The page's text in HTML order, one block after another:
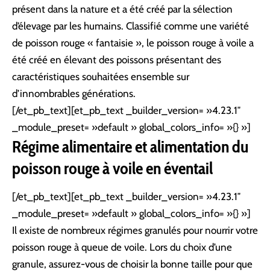
présent dans la nature et a été créé par la sélection
d’élevage par les humains. Classifié comme une variété
de poisson rouge « fantaisie », le poisson rouge à voile a
été créé en élevant des poissons présentant des
caractéristiques souhaitées ensemble sur
d’innombrables générations.
[/et_pb_text][et_pb_text _builder_version= »4.23.1″
_module_preset= »default » global_colors_info= »{} »]
Régime alimentaire et alimentation du
poisson rouge à voile en éventail
[/et_pb_text][et_pb_text _builder_version= »4.23.1″
_module_preset= »default » global_colors_info= »{} »]
Il existe de nombreux régimes granulés pour nourrir votre
poisson rouge à queue de voile. Lors du choix d’une
granule, assurez-vous de choisir la bonne taille pour que